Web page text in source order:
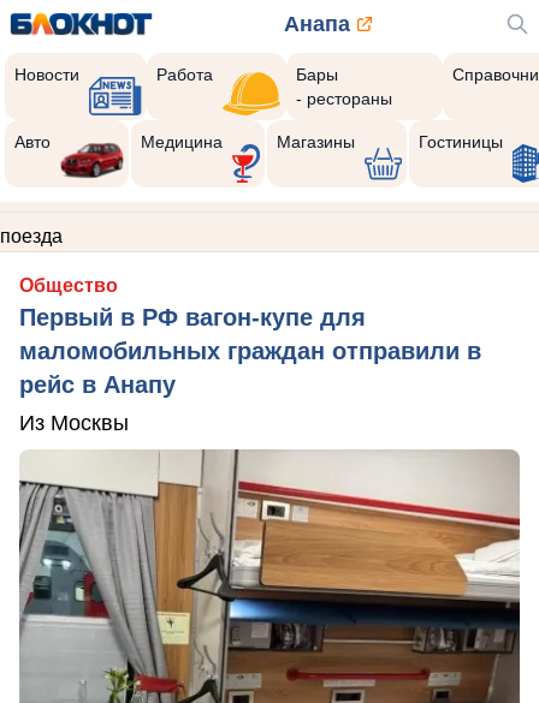
Анапа
Новости Работа
Бары
- рестораны
Авто Медицина Магазины Гостиницы
поезда
Общество
Первый в РФ вагон-купе для
маломобильных граждан отправили в
рейс в Анапу
Из Москвы